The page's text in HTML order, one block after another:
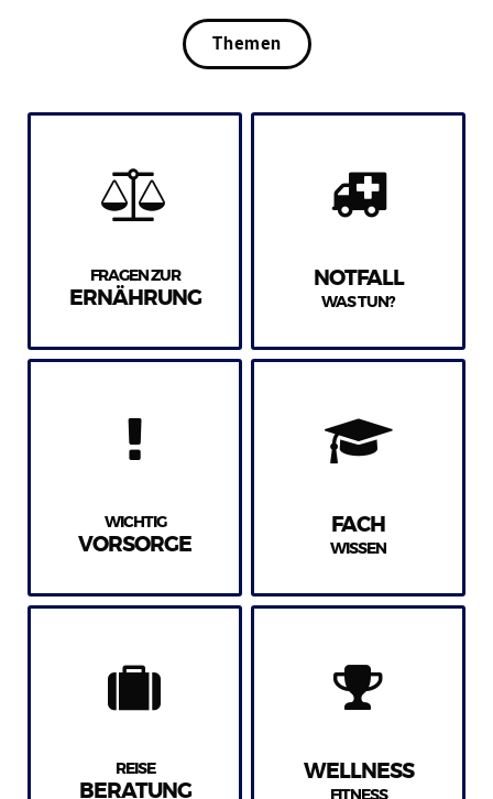
Themen
FRAGEN ZUR
ERNÄHRUNG
NOTFALL
WAS TUN?
WICHTIG
VORSORGE
FACH
WISSEN
REISE
BERATUNG
WELLNESS
FITNESS